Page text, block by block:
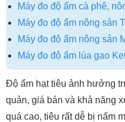
Máy đo độ ẩm cà phê,
Máy đo độ ẩm nông sản
Máy đo độ ẩm nông sản
Máy đo độ ẩm lúa gạo
Độ ẩm hạt tiêu ảnh hưởng
quản, giá bán và khả năng
quá cao, tiêu rất dễ bị nấm